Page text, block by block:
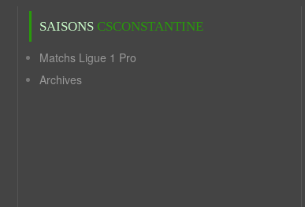
SAISONS CSCONSTANTINE
Matchs Ligue 1 Pro
Archives